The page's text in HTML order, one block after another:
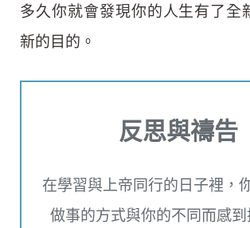
多久你就會發現你的人生有了全
新的目的。
反思與禱告
在學習與上帝同行的日子裡，
做事的方式與你的不同而感到